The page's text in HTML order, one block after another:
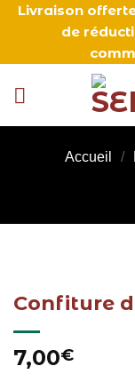
Passer
Livraison
de
Accueil /
Confiture
7,00€